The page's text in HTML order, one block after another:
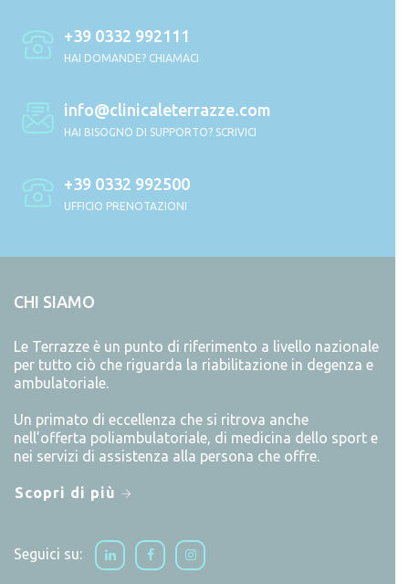
+39 0332 992111
HAI DOMANDE? CHIAMACI
info@clinicaleterrazze.com
HAI BISOGNO DI SUPPORTO? SCRIVICI
+39 0332 992500
UFFICIO PRENOTAZIONI
CHI SIAMO
Le Terrazze è un punto di riferimento a livello nazionale
per tutto ciò che riguarda la riabilitazione in degenza e
ambulatoriale.
Un primato di eccellenza che si ritrova anche
nell’offerta poliambulatoriale, di medicina dello sport e
nei servizi di assistenza alla persona che offre.
Scopri di più
Seguici su: